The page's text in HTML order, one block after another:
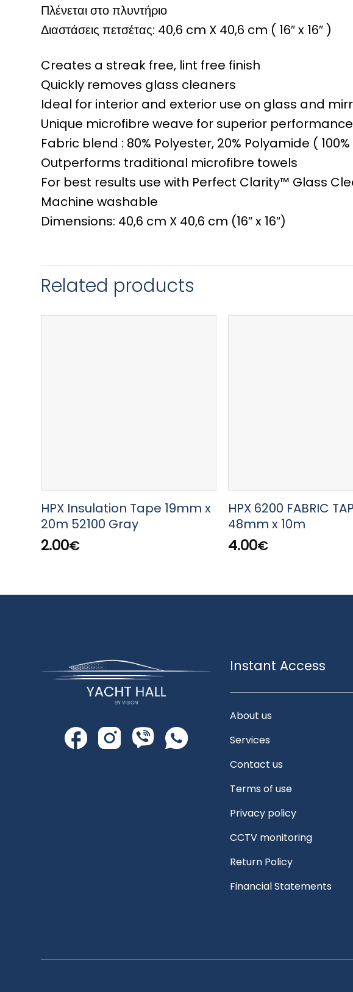
Πλένεται στο πλυντήριο
Διαστάσεις πετσέτας: 40,6 cm X 40,6 cm ( 16″ x 16″ )
Creates a streak free, lint free finish
Quickly removes glass cleaners
Ideal for interior and exterior use on glass and
Unique microfibre weave for superior performance
Fabric blend : 80% Polyester, 20% Polyamide (
Outperforms traditional microfibre towels
For best results use with Perfect Clarity™ Glass
Machine washable
Dimensions: 40,6 cm X 40,6 cm (16″ x 16″)
Related products
HPX Insulation Tape 19mm x
20m 52100 Gray
2.00€
HPX 6200 FABRIC
48mm x 10m
4.00€
Instant Access
About us
Services
Contact us
Terms of use
Privacy policy
CCTV monitoring
Return Policy
Financial Statements